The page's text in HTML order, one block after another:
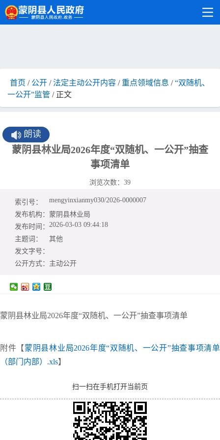
首页 / 公开 /法定主动公开内容 / 重点领域信息 /“双随机、
一公开”监管 / 正文
朗读
蒙阴县林业局2026年度“双随机、一公开”抽查
事项清单
浏览次数： 39
索引号：
mengyinxianmy030/2026-0000007
发布机构： 蒙阴县林业局
发布时间： 2026-03-03 09:44:18
主题词：
其他
发文字号：
公开方式： 主动公开
蒙阴县林业局2026年度“双随机、一公开”抽查事项清单
附件【蒙阴县林业局2026年度“双随机、一公开”抽查事项清单
（部门内部）.xls】
扫一扫在手机打开当前页